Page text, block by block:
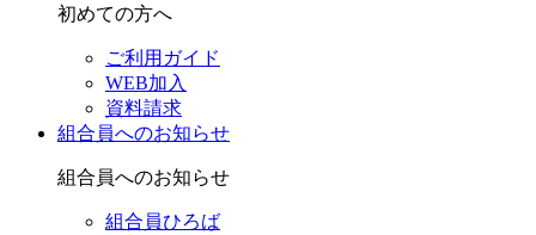
初めての方へ
ご利用ガイド
WEB加入
資料請求
組合員へのお知らせ
組合員へのお知らせ
組合員ひろば